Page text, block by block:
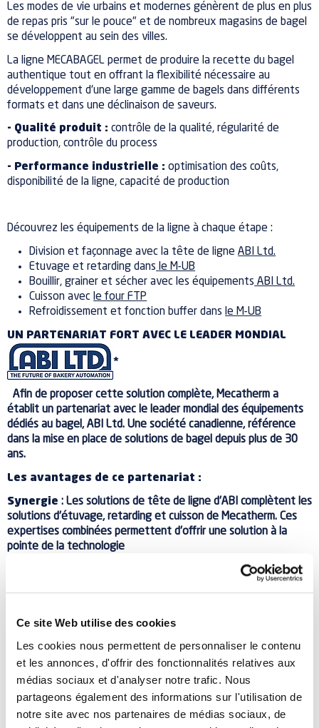
Ce site Web utilise des cookies
Les cookies nous permettent de personnaliser le contenu
et les annonces, d'offrir des fonctionnalités relatives aux
médias sociaux et d'analyser notre trafic. Nous
partageons également des informations sur l'utilisation de
notre site avec nos partenaires de médias sociaux, de
Les modes de vie urbains et modernes génèrent de plus en plus
de repas pris "sur le pouce" et de nombreux magasins de bagel
se développent au sein des villes.
La ligne MECABAGEL permet de produire la recette du bagel
authentique tout en offrant la flexibilité nécessaire au
développement d'une large gamme de bagels dans différents
formats et dans une déclinaison de saveurs.
- Qualité produit : contrôle de la qualité, régularité de
production, contrôle du process
- Performance industrielle : optimisation des coûts,
disponibilité de la ligne, capacité de production
Découvrez les équipements de la ligne à chaque étape :
Division et façonnage avec la tête de ligneABI Ltd.
Etuvage et retarding dans le M-UB
Bouillir, grainer et sécher avec les équipements ABI Ltd.
Cuisson avec le four FTP
Refroidissement et fonction buffer dans le M-UB
UN PARTENARIAT FORT AVEC LE LEADER MONDIAL
*
Afin de proposer cette solution complète, Mecatherm a
établit un partenariat avec le leader mondial des équipements
dédiés au bagel, ABI Ltd. Une société canadienne, référence
dans la mise en place de solutions de bagel depuis plus de 30
ans.
Les avantages de ce partenariat :
Synergie : Les solutions de tête de ligne d'ABI complètent les
solutions d'étuvage, retarding et cuisson de Mecatherm. Ces
expertises combinées permettent d'offrir une solution à la
pointe de la technologie
: Un partenariat déjà prouvé sur plusieurs lignes
faire des deux parteanires garantissent un produit parfait pour
les consommateurs
* Au sein de l'Europe, Asie, Australie, Amérique Latine, Moyen Orient et
Afrique